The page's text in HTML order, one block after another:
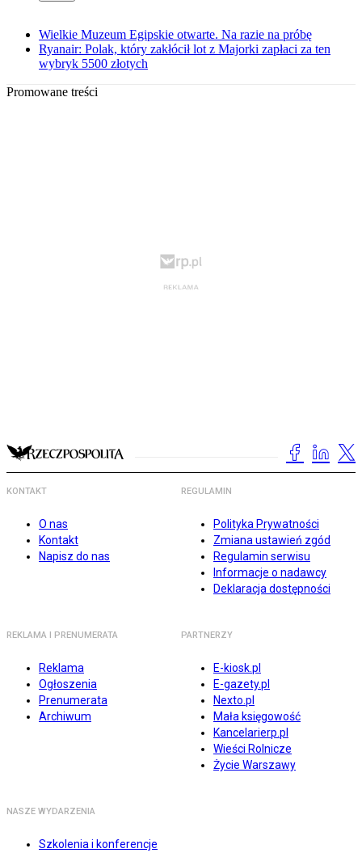
Wielkie Muzeum Egipskie otwarte. Na razie na próbę
Ryanair: Polak, który zakłócił lot z Majorki zapłaci za ten
wybryk 5500 złotych
Promowane treści
KONTAKT
O nas
Kontakt
Napisz do nas
REGULAMIN
Polityka Prywatności
Zmiana ustawień zgód
Regulamin serwisu
Informacje o nadawcy
Deklaracja dostępności
REKLAMA I PRENUMERATA
Reklama
Ogłoszenia
Prenumerata
Archiwum
PARTNERZY
E-kiosk.pl
E-gazety.pl
Nexto.pl
Mała księgowość
Kancelarierp.pl
Wieści Rolnicze
Życie Warszawy
NASZE WYDARZENIA
Szkolenia i konferencje